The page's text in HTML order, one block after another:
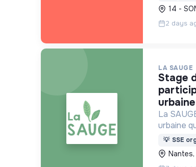
14 -
2 days
LA SAUGE
stage découverte à la pépinière
urbaine
La
urbaine
plus de
manière
💡 SSE
Nantes,